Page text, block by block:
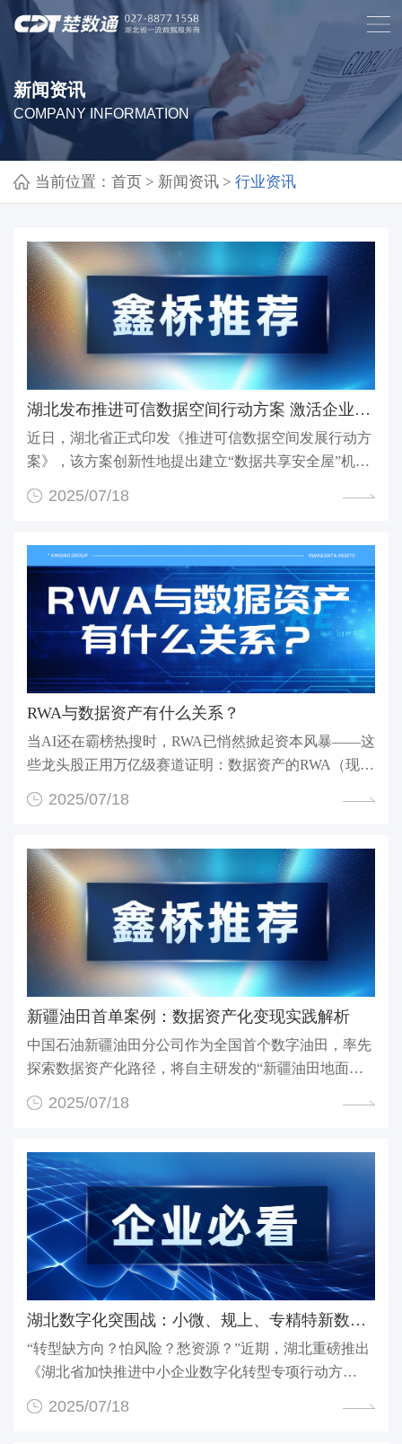
新闻资讯
COMPANY INFORMATION
当前位置： 首页> 新闻资讯> 行业资讯
湖北发布推进可信数据空间行动方案 激活企业数据资产...
近日，湖北省正式印发《推进可信数据空间发展行动方
案》，该方案创新性地提出建立“数据共享安全屋”机
2025/07/18
RWA与数据资产有什么关系？
当AI还在霸榜热搜时，RWA已悄然掀起资本风暴——这
些龙头股正用万亿级赛道证明：数据资产的RWA（现实
2025/07/18
新疆油田首单案例：数据资产化变现实践解析
中国石油新疆油田分公司作为全国首个数字油田，率先
探索数据资产化路径，将自主研发的‌“新疆油田地面设
2025/07/18
湖北数字化突围战：小微、规上、专精特新数字化改造指...
“转型缺方向？怕风险？愁资源？”近期，湖北重磅推出
《湖北省加快推进中小企业数字化转型专项行动方
2025/07/18